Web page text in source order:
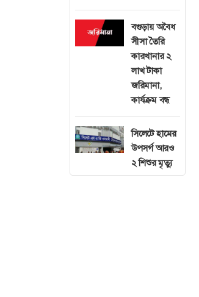
বগুড়ায় অবৈধ
সীসা তৈরি
কারখানার ২
লাখ টাকা
জরিমানা,
কার্যক্রম বন্ধ
সিলেটে হামের
উপসর্গ আরও
২ শিশুর মৃত্যু